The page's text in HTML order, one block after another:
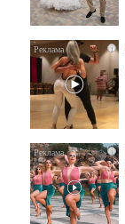
i
i